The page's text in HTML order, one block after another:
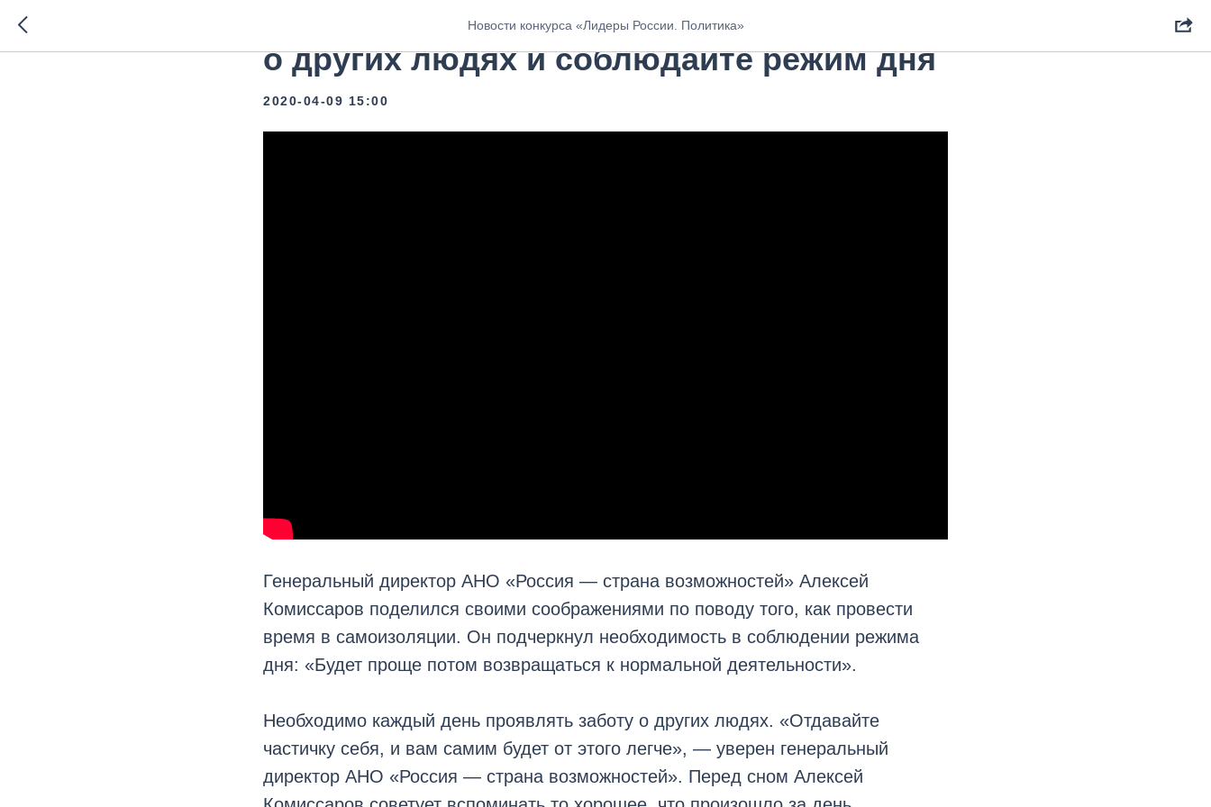
Новости конкурса «Лидеры России. Политика»
Алексей Комиссаров: Проявляйте заботу
о других людях и соблюдайте режим дня
2020-04-09 15:00
Генеральный директор АНО «Россия — страна возможностей» Алексей
Комиссаров поделился своими соображениями по поводу того, как провести
время в самоизоляции. Он подчеркнул необходимость в соблюдении режима
дня: «Будет проще потом возвращаться к нормальной деятельности».
Необходимо каждый день проявлять заботу о других людях. «Отдавайте
частичку себя, и вам самим будет от этого легче», — уверен генеральный
директор АНО «Россия — страна возможностей». Перед сном Алексей